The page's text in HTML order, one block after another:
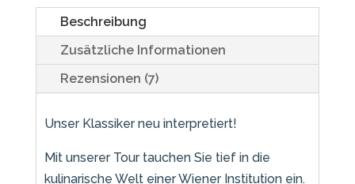
Beschreibung
Zusätzliche Informationen
Rezensionen (7)
Unser Klassiker neu interpretiert!
Mit unserer Tour tauchen Sie tief in die
kulinarische Welt einer Wiener Institution ein.